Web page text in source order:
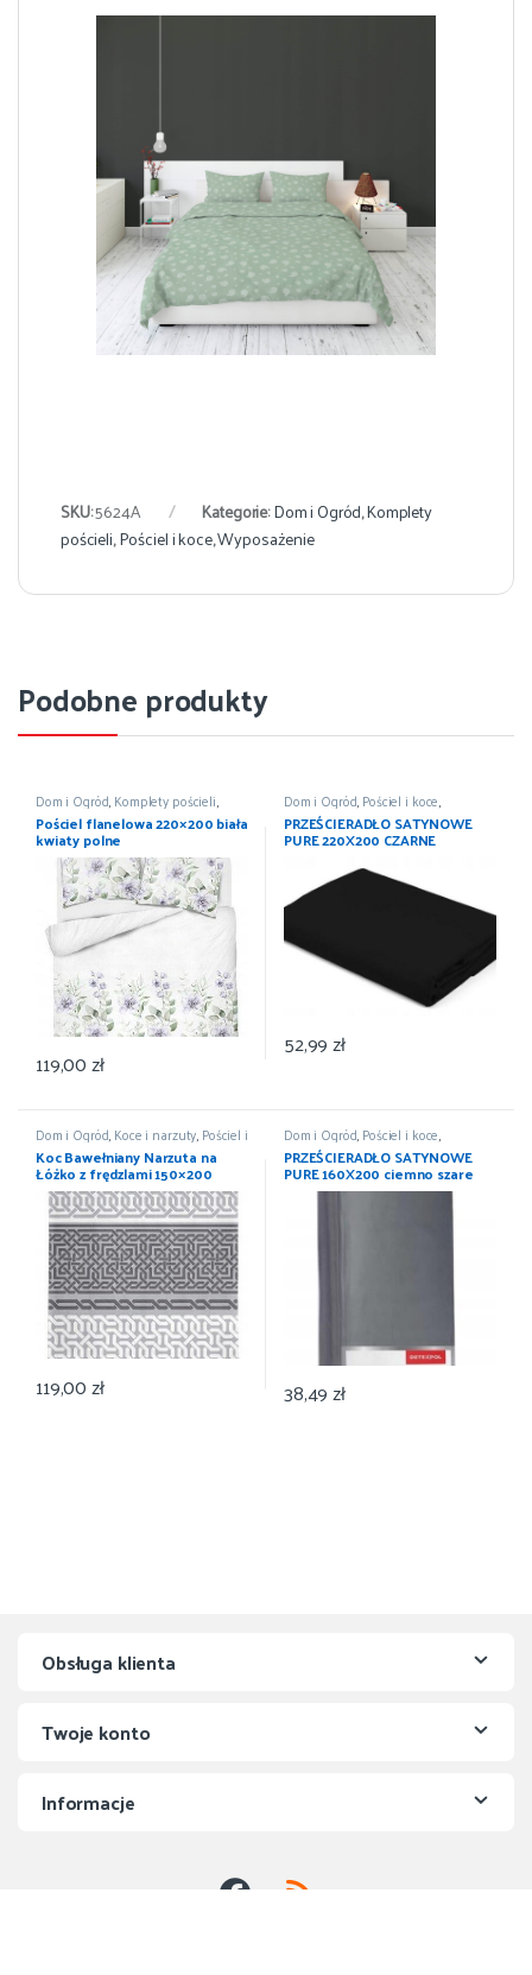
SKU:5624A Kategorie:Dom i Ogród,Komplety
pościeli,Pościel i koce,Wyposażenie
Podobne produkty
Dom i Ogród, Komplety pościeli,
Pościel i koce ,Wyposażenie
Pościel flanelowa 220×200 biała
kwiaty polne
119,00zł
Dom i Ogród, Pościel i koce,
Prześcieradła ,Wyposażenie
PRZEŚCIERADŁO SATYNOWE
PURE 220X200 CZARNE
52,99zł
Dom i Ogród, Koce i narzuty, Pościel i
koce , Wyposażenie
Koc Bawełniany Narzuta na
Łóżko z frędzlami 150×200
119,00zł
Dom i Ogród, Pościel i koce,
Prześcieradła ,Wyposażenie
PRZEŚCIERADŁO SATYNOWE
PURE 160X200 ciemno szare
DETEXPOL
38,49zł
Obsługa klienta
Twoje konto
Informacje